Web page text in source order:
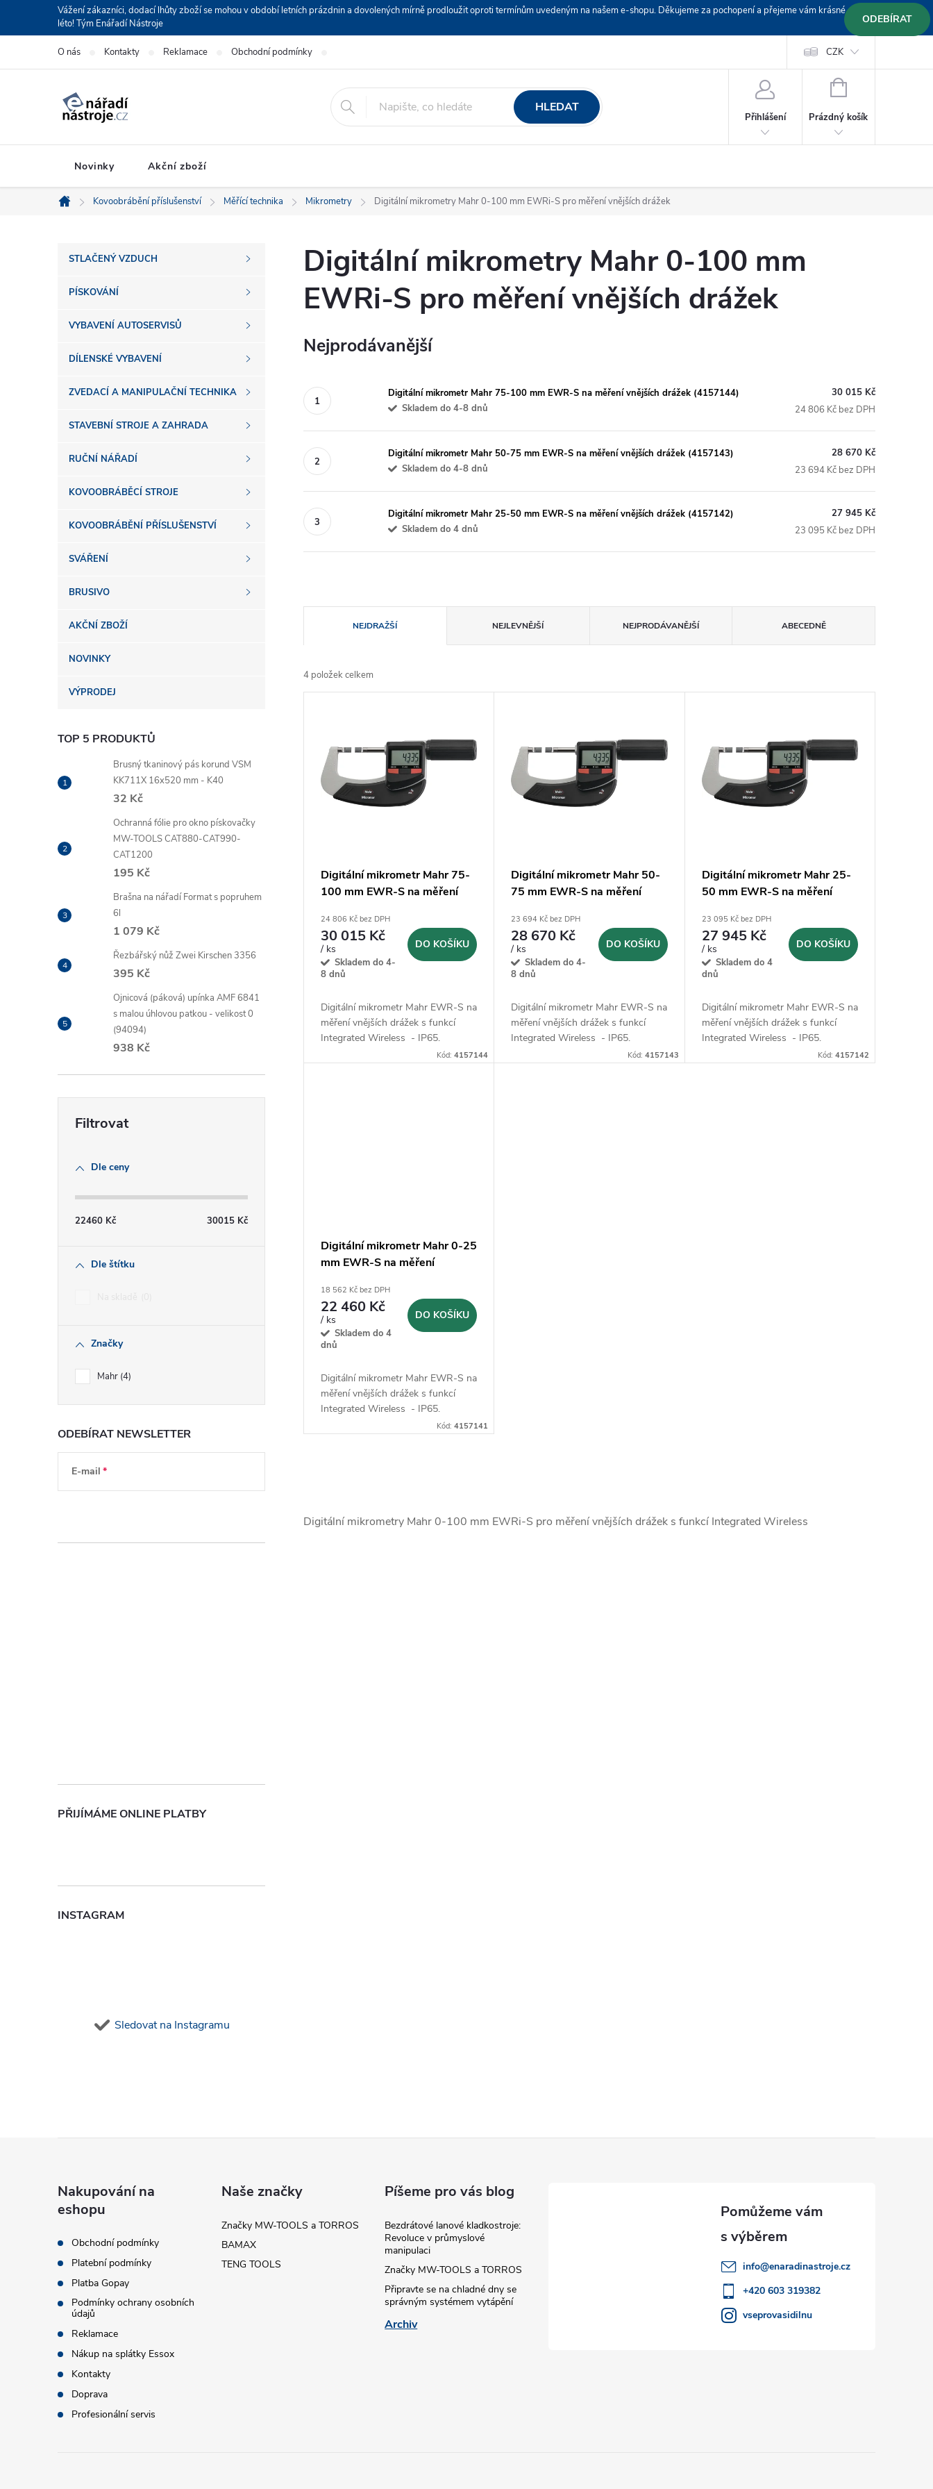
Vážení zákazníci, dodací lhůty zboží se mohou v období letních prázdnin a dovolených mírně prodloužit oproti termínům uvedeným na našem e-shopu. Děkujeme za pochopení a přejeme vám krásné
léto! Tým Enářadí Nástroje
O nás Kontakty Reklamace Obchodní podmínky Platba GoPay +420 603 319382
CZK
HLEDAT
Přihlášení
NÁKUPNÍ
Prázdný košík
Novinky Akční zboží
Domů
Kovoobrábění příslušenství Měřící technika Mikrometry Digitální mikrometry Mahr 0-100 mm EWRi-S pro měření vnějších drážek
P
o
s
a
n
n
p
a
n
STLAČENÝ VZDUCH
PÍSKOVÁNÍ
VYBAVENÍ AUTOSERVISŮ
DÍLENSKÉ VYBAVENÍ
ZVEDACÍ A MANIPULAČNÍ TECHNIKA
STAVEBNÍ STROJE A ZAHRADA
RUČNÍ NÁŘADÍ
KOVOOBRÁBĚCÍ STROJE
KOVOOBRÁBĚNÍ PŘÍSLUŠENSTVÍ
SVÁŘENÍ
BRUSIVO
AKČNÍ ZBOŽÍ
NOVINKY
VÝPRODEJ
TOP 5 PRODUKTŮ
Brusný tkaninový pás korund VSM
KK711X 16x520 mm - K40
32 Kč
Ochranná fólie pro okno pískovačky
MW-TOOLS CAT880-CAT990-
CAT1200
195 Kč
Brašna na nářadí Format s popruhem
6l
1 079 Kč
Řezbářský nůž Zwei Kirschen 3356
395 Kč
Ojnicová (páková) upínka AMF 6841
s malou úhlovou patkou - velikost 0
(94094)
938 Kč
Dle ceny
22460 Kč 30015 Kč
Dle štítku
Značky
Mahr 4
ODEBÍRAT NEWSLETTER
E-mail
ODEBÍRAT
PŘIJÍMÁME ONLINE PLATBY
INSTAGRAM
Sledovat na Instagramu
Digitální mikrometry Mahr 0-100 mm
EWRi-S pro měření vnějších drážek
Nejprodávanější
Digitální mikrometr Mahr 75-100 mm EWR-S na měření vnějších drážek (4157144)
Skladem do 4-8 dnů
30 015 Kč
24 806 Kč bez DPH
Digitální mikrometr Mahr 50-75 mm EWR-S na měření vnějších drážek (4157143)
Skladem do 4-8 dnů
28 670 Kč
23 694 Kč bez DPH
Digitální mikrometr Mahr 25-50 mm EWR-S na měření vnějších drážek (4157142)
Skladem do 4 dnů
27 945 Kč
23 095 Kč bez DPH
a
z
ů
NEJDRAŽŠÍ NEJLEVNĚJŠÍ NEJPRODÁVANĚJŠÍ ABECEDNĚ
4 položek celkem
k
Digitální mikrometr Mahr 75-
100 mm EWR-S na měření
24 806 Kč bez DPH
30 015 Kč
/ ks
Skladem do 4-
8 dnů
DO KOŠÍKU
Digitální mikrometr Mahr EWR-S na
měření vnějších drážek s funkcí
Integrated Wireless - IP65.
Kód:4157144
Digitální mikrometr Mahr 50-
75 mm EWR-S na měření
23 694 Kč bez DPH
28 670 Kč
/ ks
Skladem do 4-
8 dnů
DO KOŠÍKU
Digitální mikrometr Mahr EWR-S na
měření vnějších drážek s funkcí
Integrated Wireless - IP65.
Kód: 4157143
Digitální mikrometr Mahr 25-
50 mm EWR-S na měření
23 095 Kč bez DPH
27 945 Kč
/ ks
Skladem do 4
dnů
DO KOŠÍKU
Digitální mikrometr Mahr EWR-S na
měření vnějších drážek s funkcí
Integrated Wireless - IP65.
Kód: 4157142
Digitální mikrometr Mahr 0-25
mm EWR-S na měření
18 562 Kč bez DPH
22 460 Kč
/ ks
Skladem do 4
dnů
DO KOŠÍKU
Digitální mikrometr Mahr EWR-S na
měření vnějších drážek s funkcí
Integrated Wireless - IP65.
Kód:4157141
v
Digitální mikrometry Mahr 0-100 mm EWRi-S pro měření vnějších drážek s funkcí Integrated Wireless
Nakupování na
eshopu
Obchodní podmínky
Platební podmínky
Platba Gopay
Podmínky ochrany osobních
údajů
Reklamace
Nákup na splátky Essox
Kontakty
Doprava
Profesionální servis
Naše značky
Značky MW-TOOLS a TORROS
BAMAX
TENG TOOLS
Píšeme pro vás blog
Bezdrátové lanové kladkostroje:
Revoluce v průmyslové
manipulaci
Značky MW-TOOLS a TORROS
Připravte se na chladné dny se
správným systémem vytápění
Archiv
info@enaradinastroje.cz
+420 603 319382
vseprovasidilnu